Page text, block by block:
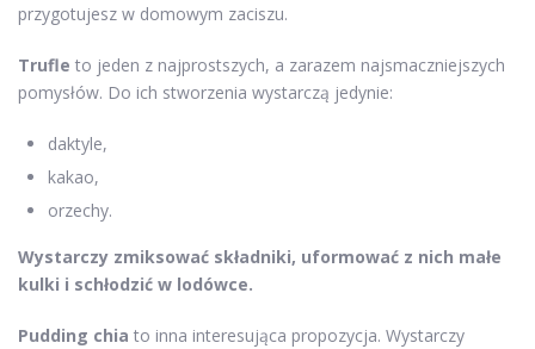
przygotujesz w domowym zaciszu.
Trufle to jeden z najprostszych, a zarazem najsmaczniejszych
pomysłów. Do ich stworzenia wystarczą jedynie:
daktyle,
kakao,
orzechy.
Wystarczy zmiksować składniki, uformować z nich małe
kulki i schłodzić w lodówce.
Pudding chia to inna interesująca propozycja. Wystarczy